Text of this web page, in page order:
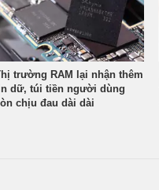
trường RAM lại nhận thêm
dữ, túi tiền người dùng
chịu đau dài dài